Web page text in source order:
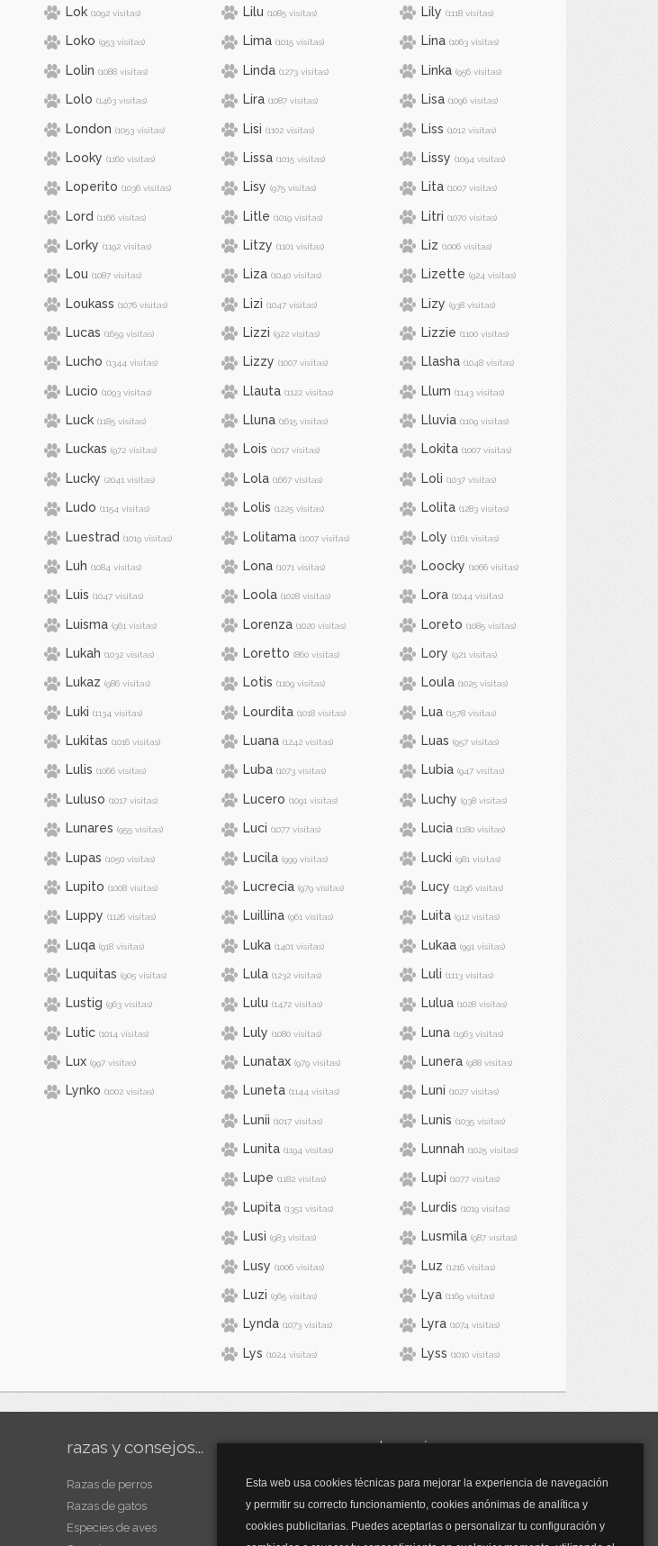
Esta web usa cookies técnicas para mejorar la experiencia de navegación
y permitir su correcto funcionamiento, cookies anónimas de analítica y
cookies publicitarias. Puedes aceptarlas o personalizar tu configuración y
Lok (1092 visitas)
Loko (953 visitas)
Lolin (1088 visitas)
Lolo (1463 visitas)
London (1053 visitas)
Looky (1160 visitas)
Loperito (1036 visitas)
Lord (1166 visitas)
Lorky (1192 visitas)
Lou (1087 visitas)
Loukass (1076 visitas)
Lucas (1659 visitas)
Lucho (1344 visitas)
Lucio (1093 visitas)
Luck (1185 visitas)
Luckas (972 visitas)
Lucky (2041 visitas)
Ludo (1154 visitas)
Luestrad (1019 visitas)
Luh (1084 visitas)
Luis (1047 visitas)
Luisma (961 visitas)
Lukah (1032 visitas)
Lukaz (986 visitas)
Luki (1134 visitas)
Lukitas (1016 visitas)
Lulis (1066 visitas)
Luluso (1017 visitas)
Lunares (955 visitas)
Lupas (1050 visitas)
Lupito (1008 visitas)
Luppy (1126 visitas)
Luqa (918 visitas)
Luquitas (905 visitas)
Lustig (963 visitas)
Lutic (1014 visitas)
Lux (997 visitas)
Lynko (1002 visitas)
Lilu (1085 visitas) Lily (1118 visitas)
Lima (1015 visitas) Lina (1063 visitas)
Linda (1273 visitas) Linka (956 visitas)
Lira (1087 visitas) Lisa (1096 visitas)
Lisi (1102 visitas) Liss (1012 visitas)
Lissa (1015 visitas) Lissy (1094 visitas)
Lisy (975 visitas) Lita (1007 visitas)
Litle (1019 visitas) Litri (1070 visitas)
Litzy (1101 visitas) Liz (1006 visitas)
Liza (1040 visitas) Lizette (924 visitas)
Lizi (1047 visitas) Lizy (938 visitas)
Lizzi (922 visitas) Lizzie (1100 visitas)
Lizzy (1007 visitas) Llasha (1048 visitas)
Llauta (1122 visitas) Llum (1143 visitas)
Lluna (1615 visitas) Lluvia (1109 visitas)
Lois (1017 visitas) Lokita (1007 visitas)
Lola (1667 visitas) Loli (1037 visitas)
Lolis (1225 visitas) Lolita (1283 visitas)
Lolitama (1007 visitas) Loly (1161 visitas)
Lona (1071 visitas) Loocky (1066 visitas)
Loola (1028 visitas) Lora (1044 visitas)
Lorenza (1020 visitas) Loreto (1085 visitas)
Loretto (860 visitas) Lory (921 visitas)
Lotis (1109 visitas) Loula (1025 visitas)
Lourdita (1018 visitas) Lua (1578 visitas)
Luana (1242 visitas) Luas (957 visitas)
Luba (1073 visitas) Lubia (947 visitas)
Lucero (1091 visitas) Luchy (938 visitas)
Luci (1077 visitas) Lucia (1180 visitas)
Lucila (999 visitas) Lucki (981 visitas)
Lucrecia (979 visitas) Lucy (1296 visitas)
Luillina (961 visitas) Luita (912 visitas)
Luka (1401 visitas) Lukaa (991 visitas)
Lula (1232 visitas) Luli (1113 visitas)
Lulu (1472 visitas) Lulua (1028 visitas)
Luly (1080 visitas) Luna (1963 visitas)
Lunatax (979 visitas) Lunera (988 visitas)
Luneta (1144 visitas) Luni (1027 visitas)
Lunii (1017 visitas) Lunis (1035 visitas)
Lunita (1194 visitas) Lunnah (1025 visitas)
Lupe (1182 visitas) Lupi (1077 visitas)
Lupita (1351 visitas) Lurdis (1019 visitas)
Lusi (983 visitas) Lusmila (987 visitas)
Lusy (1006 visitas) Luz (1216 visitas)
Luzi (965 visitas) Lya (1169 visitas)
Lynda (1073 visitas) Lyra (1074 visitas)
Lys (1024 visitas) Lyss (1010 visitas)
razas y consejos...
Razas de perros
Razas de gatos
Especies de aves
y mucho más...
Mascarillas
Mascarillas FFP2
Mascarillas FFP3